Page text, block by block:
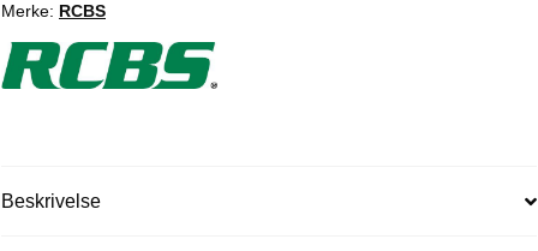
Merke: RCBS
Beskrivelse